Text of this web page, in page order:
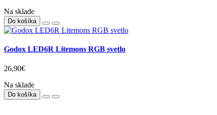
Na sklade
Do košíka
Godox LED6R Litemons RGB svetlo
26,90€
Na sklade
Do košíka